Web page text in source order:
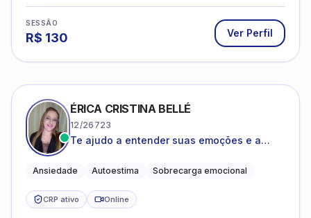
SESSÃO
R$ 130 Ver Perfil
ÉRICA CRISTINA BELLÉ
12/26723
Te ajudo a entender suas emoções e a
que você está vivendo
Ansiedade Autoestima Sobrecarga emocional
CRP ativo Online